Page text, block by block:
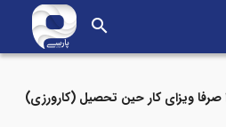
search
ویزای کار حین تحصیل (کارورزی)